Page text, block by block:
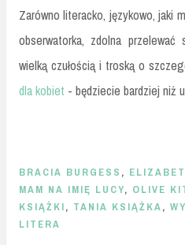
Zarówno literacko, językowo, jaki
obserwatorka, zdolna
wielką czułością i troską o
dla kobiet - będziecie bardziej niż
BRACIA BURGESS ,
MAM NA IMIĘ LUCY, OLIVE
KSIĄŻKI, TANIA KSIĄŻKA,
LITERA